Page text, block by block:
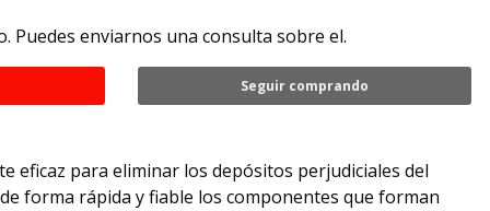
Puedes enviarnos una consulta sobre el.
Seguir comprando
eficaz para eliminar los depósitos perjudiciales del
forma rápida y fiable los componentes que forman